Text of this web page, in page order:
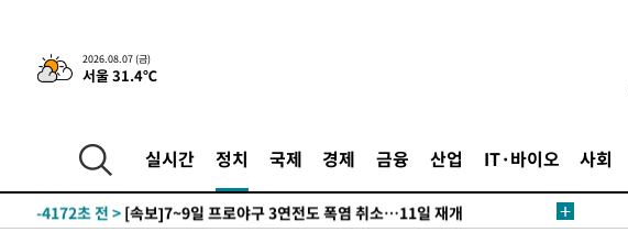
2026.08.07 (금)
서울 31.4℃
실시간 정치 국제 경제 금융 산업 IT·바이오 사회
-7233초 전 >[속보]합참 "北 발사체는 단거리탄도미사일…감시·경계태세 강화"
-6981초 전 >日방위성, 北이 동해로 쏜 발사체는 탄도미사일 가능성
-4817초 전 >
[속보]합참 "북, 동해상으로 미상 발사체 발사"
-4213초 전 >
-4172초 전 > [속보]7~9일 프로야구 3연전도 폭염 취소…11일 재개